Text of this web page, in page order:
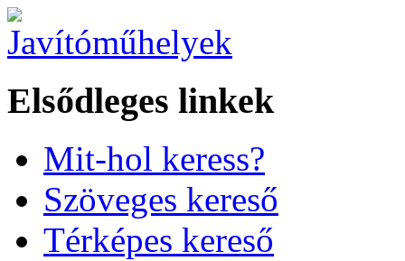
Elsődleges linkek
Mit-hol keress?
Szöveges kereső
Térképes kereső